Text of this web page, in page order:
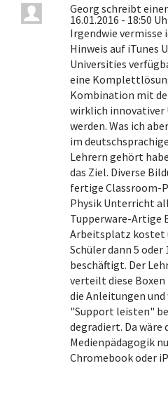
Georg schreibt
16.01.2016 - 18:50
Irgendwie vermisse
Hinweis auf iTunes
Universities
eine
Kombination mit
wirklich
werden. Was ich
im
Lehrern gehört
das Ziel. Diverse
fertige Classroom-
Physik Unterricht
Tupperware-Artige
Arbeitsplatz kostet
Schüler dann 5
beschäftigt. Der
verteilt diese
die Anleitungen und
"Support leisten"
degradiert. Da wäre
Medienpädagogik
Chromebook oder